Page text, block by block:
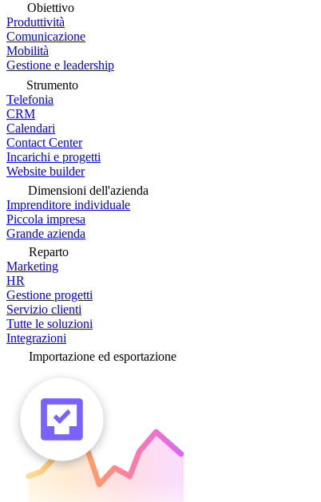
Obiettivo
Produttività
Comunicazione
Mobilità
Gestione e leadership
Strumento
Telefonia
CRM
Calendari
Contact Center
Incarichi e progetti
Website builder
Dimensioni dell'azienda
Imprenditore individuale
Piccola impresa
Grande azienda
Reparto
Marketing
HR
Gestione progetti
Servizio clienti
Tutte le soluzioni
Integrazioni
Importazione ed esportazione